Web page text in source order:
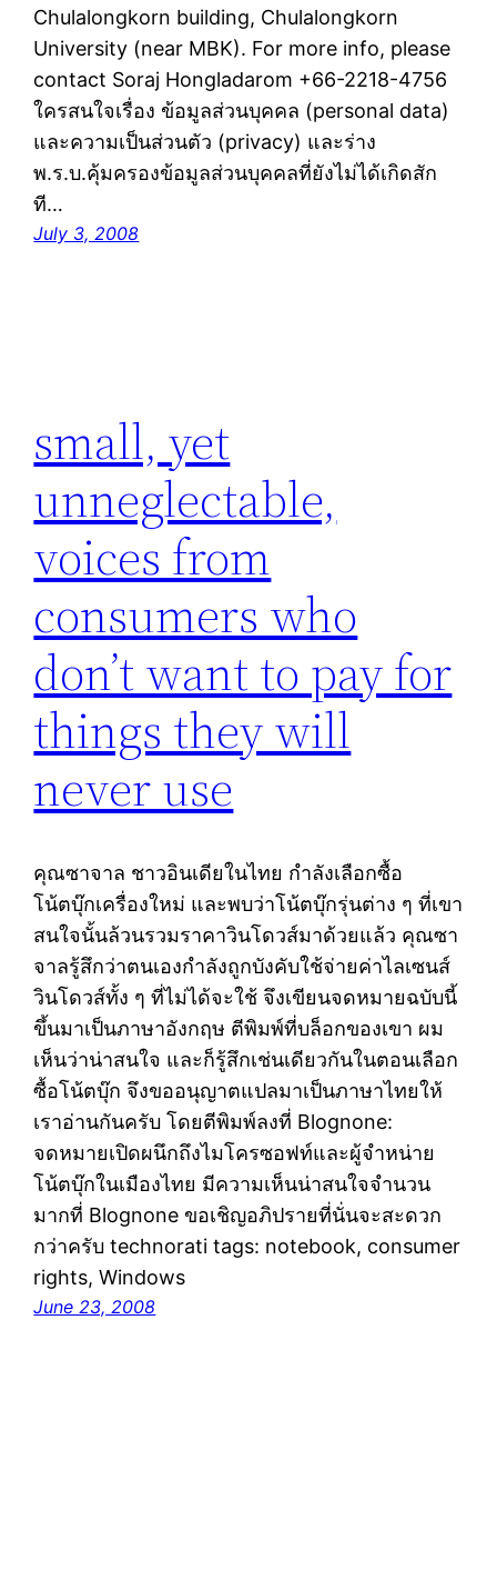
Chulalongkorn building, Chulalongkorn
University (near MBK). For more info, please
contact Soraj Hongladarom +66-2218-4756
ใครสนใจเรื่อง ข้อมูลส่วนบุคคล (personal data)
และความเป็นส่วนตัว (privacy) และร่าง
พ.ร.บ.คุ้มครองข้อมูลส่วนบุคคลที่ยังไม่ได้เกิดสัก
ที…
July 3, 2008
small, yet
unneglectable,
voices from
consumers who
don’t want to pay for
things they will
never use
คุณซาจาล ชาวอินเดียในไทย กำลังเลือกซื้อ
โน้ตบุ๊กเครื่องใหม่ และพบว่าโน้ตบุ๊กรุ่นต่าง ๆ ที่เขา
สนใจนั้นล้วนรวมราคาวินโดวส์มาด้วยแล้ว คุณซา
จาลรู้สึกว่าตนเองกำลังถูกบังคับใช้จ่ายค่าไลเซนส์
วินโดวส์ทั้ง ๆ ที่ไม่ได้จะใช้ จึงเขียนจดหมายฉบับนี้
ขึ้นมาเป็นภาษาอังกฤษ ตีพิมพ์ที่บล็อกของเขา ผม
เห็นว่าน่าสนใจ และก็รู้สึกเช่นเดียวกันในตอนเลือก
ซื้อโน้ตบุ๊ก จึงขออนุญาตแปลมาเป็นภาษาไทยให้
เราอ่านกันครับ โดยตีพิมพ์ลงที่ Blognone:
จดหมายเปิดผนึกถึงไมโครซอฟท์และผู้จำหน่าย
โน้ตบุ๊กในเมืองไทย มีความเห็นน่าสนใจจำนวน
มากที่ Blognone ขอเชิญอภิปรายที่นั่นจะสะดวก
กว่าครับ technorati tags: notebook, consumer
rights, Windows
June 23, 2008